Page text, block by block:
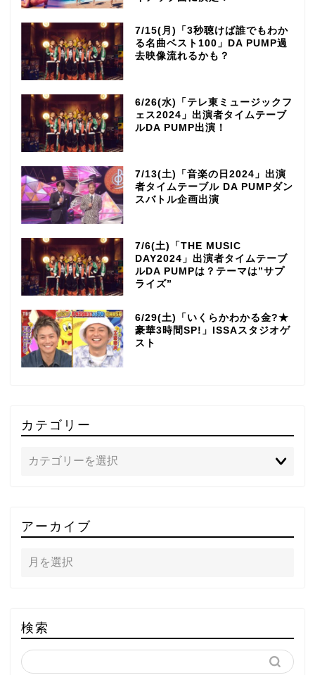
7/15(月)「3秒聴けば誰でもわか
る名曲ベスト100」DA PUMP過
去映像流れるかも？
6/26(水)「テレ東ミュージックフ
ェス2024」出演者タイムテーブ
ルDA PUMP出演！
7/13(土)「音楽の日2024」出演
者タイムテーブル DA PUMPダン
スバトル企画出演
7/6(土)「THE MUSIC
DAY2024」出演者タイムテーブ
ルDA PUMPは？テーマは”サプ
ライズ”
6/29(土)「いくらかわかる金?★
豪華3時間SP!」ISSAスタジオゲ
スト
カテゴリー
アーカイブ
検索
～DA PUMP YORIの晴れ
ばれラジオ～